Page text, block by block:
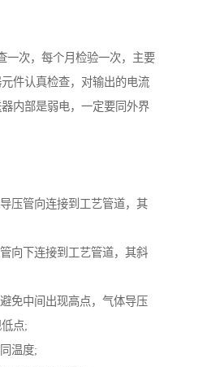
一次，每个月检验一次，主要
件认真检查，对输出的电流
内部是弱电，一定要同外界
压管向连接到工艺管道，其
向下连接到工艺管道，其斜
免中间出现高点，气体导压
点;
温度;